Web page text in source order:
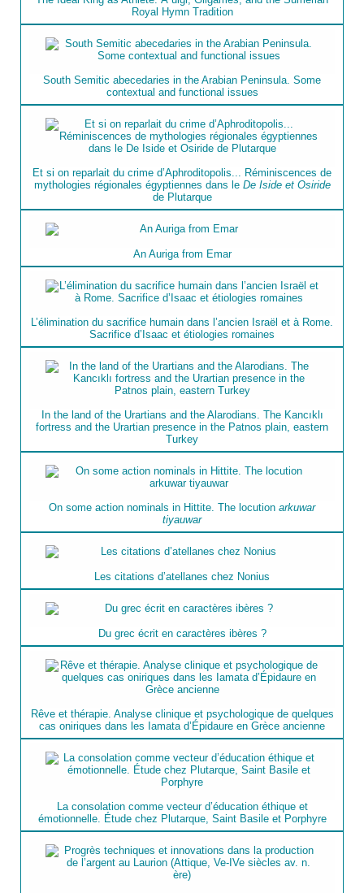
Royal Hymn Tradition
South Semitic abecedaries in the Arabian Peninsula. Some
contextual and functional issues
Et si on reparlait du crime d’Aphroditopolis... Réminiscences de
mythologies régionales égyptiennes dans le De Iside et Osiride
de Plutarque
An Auriga from Emar
L’élimination du sacrifice humain dans l’ancien Israël et à Rome.
Sacrifice d’Isaac et étiologies romaines
In the land of the Urartians and the Alarodians. The Kancıklı
fortress and the Urartian presence in the Patnos plain, eastern
Turkey
On some action nominals in Hittite. The locution arkuwar
tiyauwar
Les citations d’atellanes chez Nonius
Du grec écrit en caractères ibères ?
Rêve et thérapie. Analyse clinique et psychologique de quelques
cas oniriques dans les Iamata d’Épidaure en Grèce ancienne
La consolation comme vecteur d’éducation éthique et
émotionnelle. Étude chez Plutarque, Saint Basile et Porphyre